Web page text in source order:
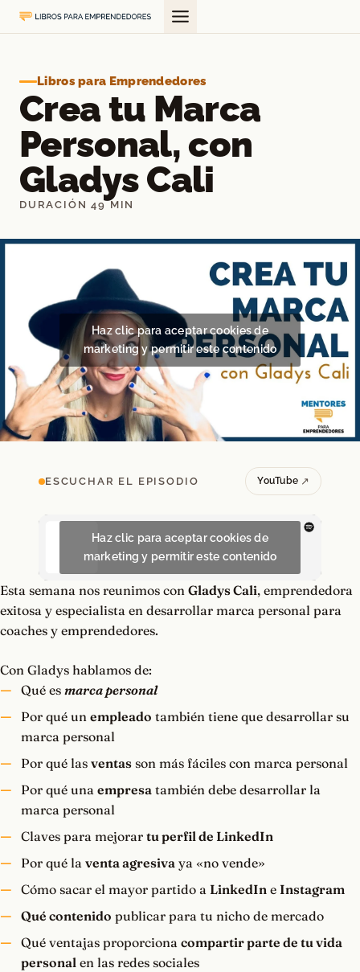
Saltar
al
Libros para Emprendedores
Crea tu Marca
Personal, con
Gladys Cali
DURACIÓN 49 MIN
Haz clic para aceptar cookies de
marketing y permitir este contenido
ESCUCHAR EL EPISODIO YouTube
Haz clic para aceptar cookies de
marketing y permitir este contenido
Esta semana nos reunimos con Gladys Cali, emprendedora
exitosa y especialista en desarrollar marca personal para
coaches y emprendedores.
Con Gladys hablamos de:
Qué es marca personal
Por qué un empleado también tiene que desarrollar su
marca personal
Por qué las ventasson más fáciles con marca personal
Por qué una empresatambién debe desarrollar la
marca personal
Claves para mejorar tu perfil de LinkedIn
Por qué la venta agresivaya «no vende»
Cómo sacar el mayor partido a LinkedIne Instagram
Qué contenido publicar para tu nicho de mercado
Qué ventajas proporciona compartir parte de tu vida
personalen las redes sociales